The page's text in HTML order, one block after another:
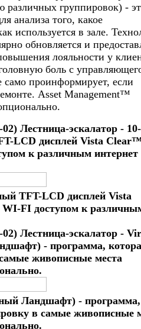
различных группировок) -
анализа того, какое
используется в зале.
обновляется и
лояльности у
боль с
само проинформирует, если
Asset Management™
TFT-LCD дисплей Vista
FI доступом к
Ландшафт) - программа,
в самые живописные